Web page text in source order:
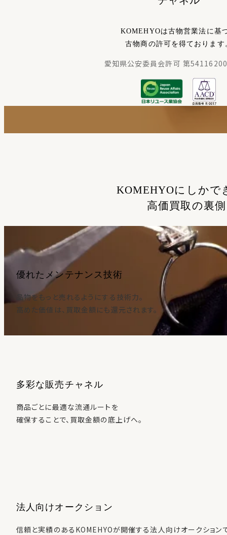
KOMEHYOは古物営業法に基
古物商の許可を得ております
愛知県公安委員会許可 第
KOMEHYOにしかで
高価買取の裏側
優れたメンテナンス技術
品物をもっと売れるようにする技術力。
高めた価値は、買取金額にも還元されます。
多彩な販売チャネル
商品ごとに最適な流通ルートを
確保することで、買取金額の底上げへ。
法人向けオークション
信頼と実績のあるKOMEHYOが開催する法人向けオークション